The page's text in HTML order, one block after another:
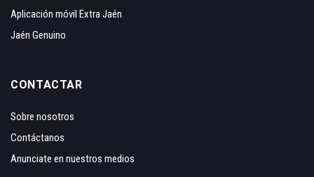
Aplicación móvil Extra Jaén
Jaén Genuino
CONTACTAR
Sobre nosotros
Contáctanos
Anunciate en nuestros medios